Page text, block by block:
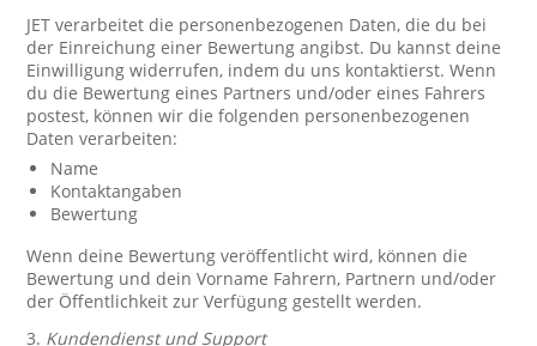
JET verarbeitet die personenbezogenen Daten, die du bei
der Einreichung einer Bewertung angibst. Du kannst deine
Einwilligung widerrufen, indem du uns kontaktierst. Wenn
du die Bewertung eines Partners und/oder eines Fahrers
postest, können wir die folgenden personenbezogenen
Daten verarbeiten:
Name
Kontaktangaben
Bewertung
Wenn deine Bewertung veröffentlicht wird, können die
Bewertung und dein Vorname Fahrern, Partnern und/oder
der Öffentlichkeit zur Verfügung gestellt werden.
3. Kundendienst und Support